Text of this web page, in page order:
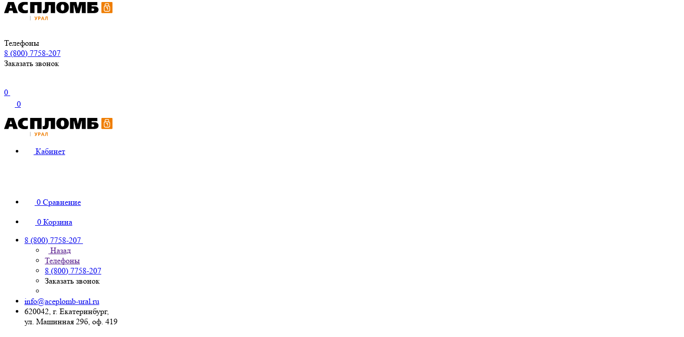
Телефоны
8 (800) 7758-207
Заказать звонок
0
0
Кабинет
0 Сравнение
0 Корзина
8 (800) 7758-207
Назад
Телефоны
8 (800) 7758-207
Заказать звонок
info@aceplomb-ural.ru
620042, г. Екатеринбург,
ул. Машинная 29б, оф. 419